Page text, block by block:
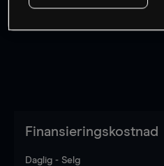
Kursene er veiledende.Log in
Finansieringskostnad
Daglig - Selg